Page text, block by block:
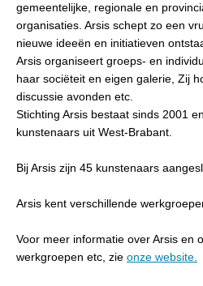
gemeentelijke, regionale en
organisaties. Arsis schept zo een
nieuwe ideeën en initiatieven
Arsis organiseert groeps- en
haar sociëteit en eigen galerie, Zij
discussie avonden etc.
Stichting Arsis bestaat sinds 2001
kunstenaars uit West-Brabant.
Bij Arsis zijn 45 kunstenaars
Arsis kent verschillende
Voor meer informatie over Arsis en
werkgroepen etc, zie onze website.